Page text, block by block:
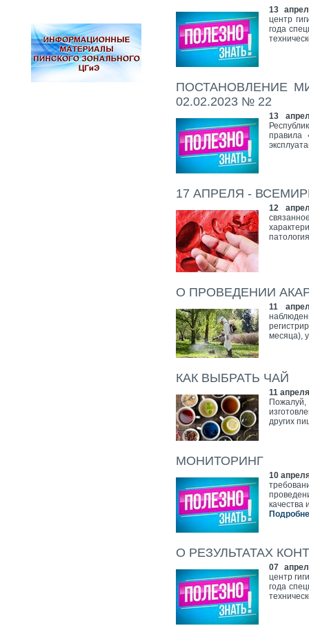
13
центр
года
ПОСТАНОВЛЕНИЕ
02.02.2023 № 22
13
правила
17 АПРЕЛЯ -
12
О ПРОВЕДЕНИИ
11
месяца),
КАК ВЫБРАТЬ ЧАЙ
11
других
МОНИТОРИНГ
10
качества
О РЕЗУЛЬТАТАХ
07
центр
года